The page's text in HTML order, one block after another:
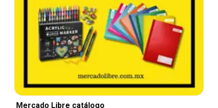
Mercado Libre catálogo